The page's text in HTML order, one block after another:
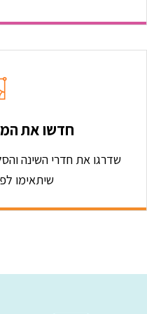
חדשו את
שדרגו את חדרי השינה
שיתאימו